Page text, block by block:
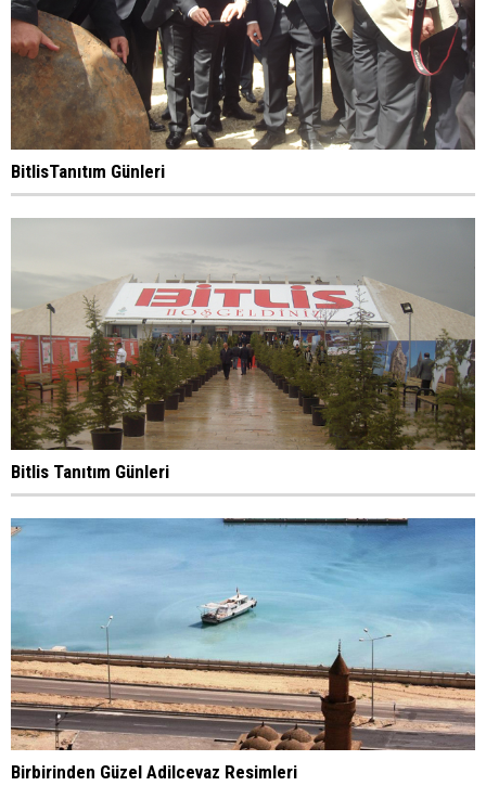
BitlisTanıtım Günleri
Bitlis Tanıtım Günleri
Birbirinden Güzel Adilcevaz Resimleri